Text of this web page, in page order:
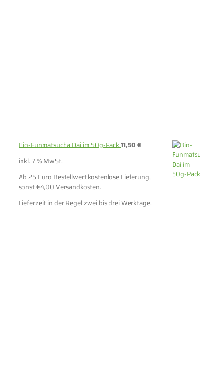
Bio-Funmatsucha Dai im 50g-Pack11,50€
inkl. 7 % MwSt.
Ab 25 Euro Bestellwert kostenlose Lieferung,
sonst €4,00 Versandkosten.
Lieferzeit in der Regel zwei bis drei Werktage.